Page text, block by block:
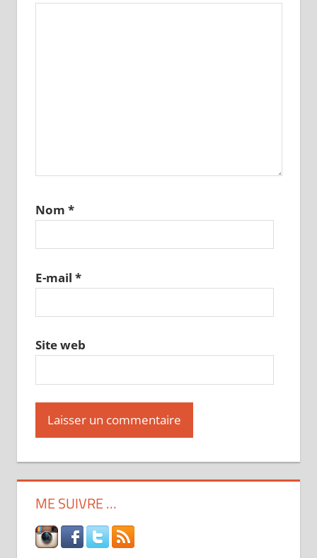
Nom *
E-mail *
Site web
ME SUIVRE …